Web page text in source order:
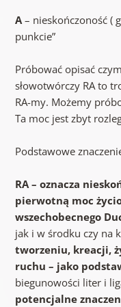
A– nieskończoność (
punkcie”
Próbować opisać
słowotwórczy RA to
RA-my. Możemy
Ta moc jest zbyt
Podstawowe
RA – oznacza
pierwotną moc
wszechobecnego
jak i w środku czy na
tworzeniu, kreacji,
ruchu – jako
biegunowości liter i
potencjalne